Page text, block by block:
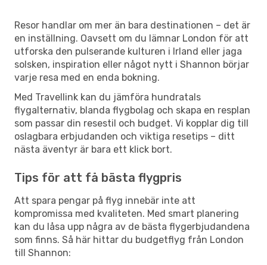
Resor handlar om mer än bara destinationen – det är
en inställning. Oavsett om du lämnar London för att
utforska den pulserande kulturen i Irland eller jaga
solsken, inspiration eller något nytt i Shannon börjar
varje resa med en enda bokning.
Med Travellink kan du jämföra hundratals
flygalternativ, blanda flygbolag och skapa en resplan
som passar din resestil och budget. Vi kopplar dig till
oslagbara erbjudanden och viktiga resetips – ditt
nästa äventyr är bara ett klick bort.
Tips för att få bästa flygpris
Att spara pengar på flyg innebär inte att
kompromissa med kvaliteten. Med smart planering
kan du låsa upp några av de bästa flygerbjudandena
som finns. Så här hittar du budgetflyg från London
till Shannon: